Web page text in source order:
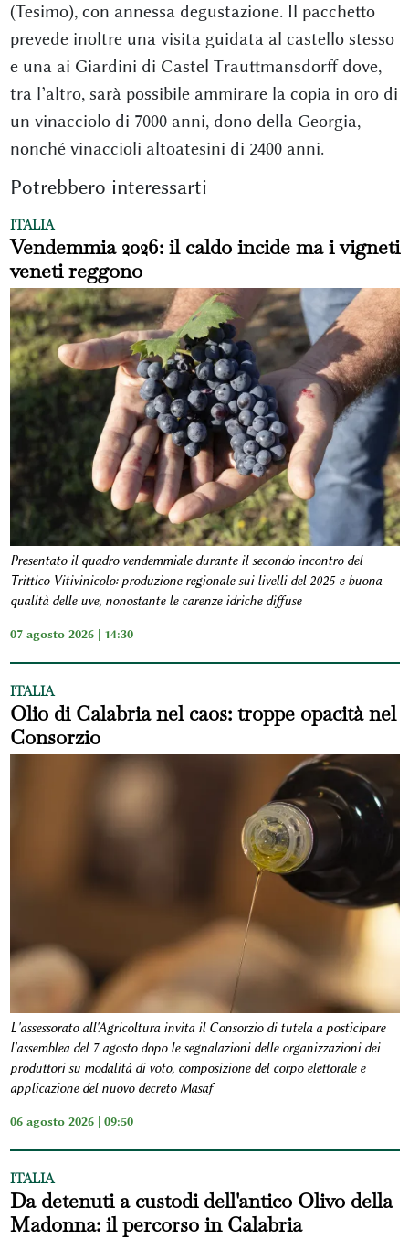
(Tesimo), con annessa degustazione. Il pacchetto
prevede inoltre una visita guidata al castello stesso
e una ai Giardini di Castel Trauttmansdorff dove,
tra l’altro, sarà possibile ammirare la copia in oro di
un vinacciolo di 7000 anni, dono della Georgia,
nonché vinaccioli altoatesini di 2400 anni.
Potrebbero interessarti
ITALIA
Vendemmia 2026: il caldo incide ma i vigneti
veneti reggono
Presentato il quadro vendemmiale durante il secondo incontro del
Trittico Vitivinicolo: produzione regionale sui livelli del 2025 e buona
qualità delle uve, nonostante le carenze idriche diffuse
07 agosto 2026 | 14:30
ITALIA
Olio di Calabria nel caos: troppe opacità nel
Consorzio
L'assessorato all'Agricoltura invita il Consorzio di tutela a posticipare
l'assemblea del 7 agosto dopo le segnalazioni delle organizzazioni dei
produttori su modalità di voto, composizione del corpo elettorale e
applicazione del nuovo decreto Masaf
06 agosto 2026 | 09:50
ITALIA
Da detenuti a custodi dell'antico Olivo della
Madonna: il percorso in Calabria